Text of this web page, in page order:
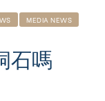
MEDIA NEWS
石嗎